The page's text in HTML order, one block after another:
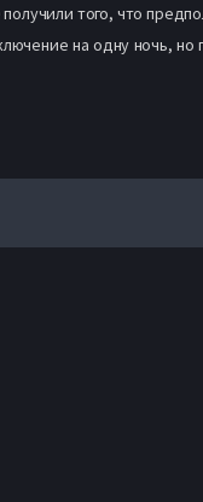
того, что
на одну ночь, но